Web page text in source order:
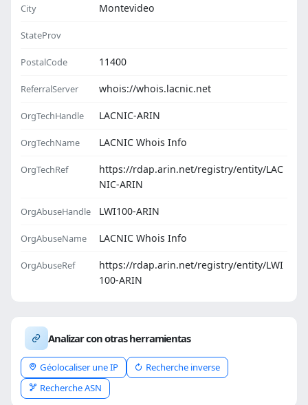
City Montevideo
StateProv
PostalCode 11400
ReferralServer whois://whois.lacnic.net
OrgTechHandle LACNIC-ARIN
OrgTechName LACNIC Whois Info
OrgTechRef
https://rdap.arin.net/registry/entity/LAC
NIC-ARIN
OrgAbuseHandle LWI100-ARIN
OrgAbuseName LACNIC Whois Info
OrgAbuseRef
https://rdap.arin.net/registry/entity/LWI
100-ARIN
Analizar con otras herramientas
Géolocaliser une IP
Recherche inverse
Recherche ASN